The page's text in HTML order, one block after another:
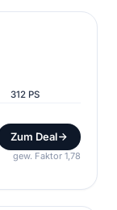
312 PS
Zum Deal
gew. Faktor 1,78